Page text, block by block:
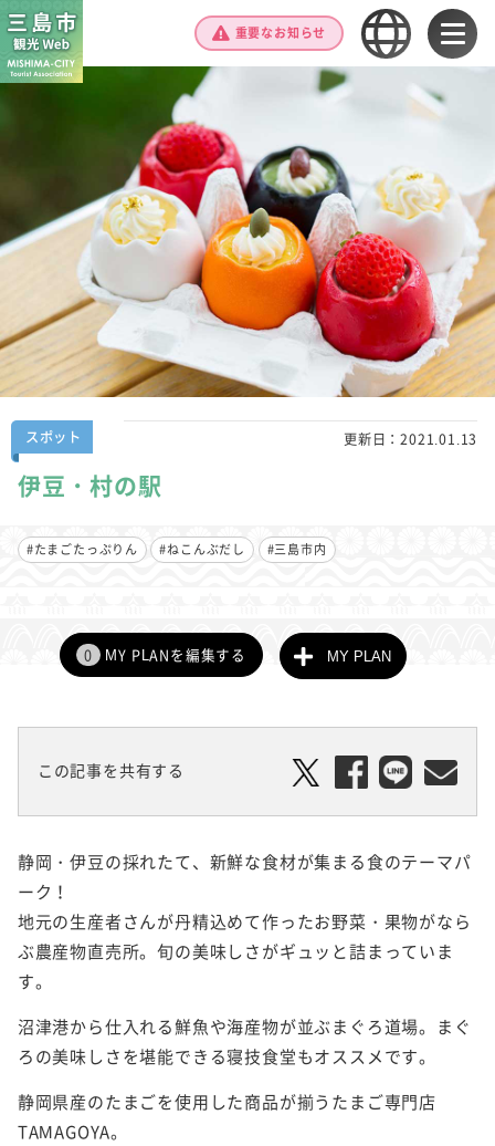
重要なお知らせ
スポット 更新日：2021.01.13
伊豆・村の駅
#たまごたっぷりん #ねこんぶだし #三島市内
MY PLAN
0 MY PLANを編集する
この記事を共有する
静岡・伊豆の採れたて、新鮮な食材が集まる食のテーマパ
ーク！
地元の生産者さんが丹精込めて作ったお野菜・果物がなら
ぶ農産物直売所。旬の美味しさがギュッと詰まっていま
す。
沼津港から仕入れる鮮魚や海産物が並ぶまぐろ道場。まぐ
ろの美味しさを堪能できる寝技食堂もオススメです。
静岡県産のたまごを使用した商品が揃うたまご専門店
TAMAGOYA。